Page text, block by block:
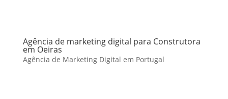
Agência de marketing digital para Construtora
em Oeiras
Agência de Marketing Digital em Portugal